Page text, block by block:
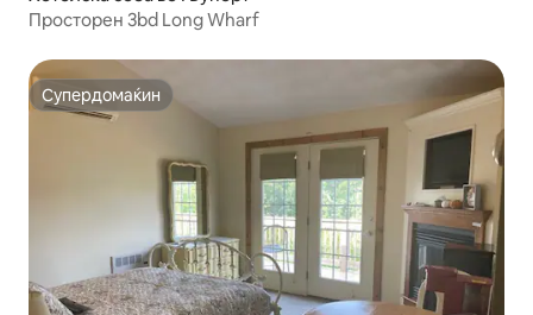
Просторен 3bd Long Wharf
Супердомаќин
Супердомаќин